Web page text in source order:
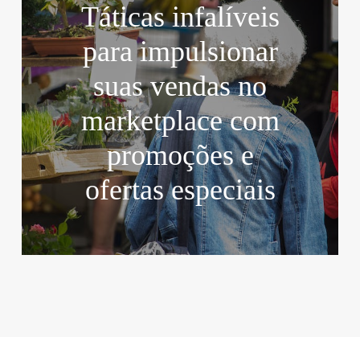
Táticas infalíveis
para impulsionar
suas vendas no
marketplace com
promoções e
ofertas especiais